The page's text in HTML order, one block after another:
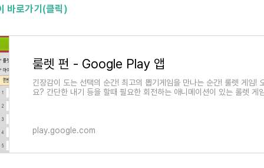
바로가기(클릭)
룰렛 펀 - Google Play 앱
긴장감이 도는 선택의 순간! 최고의 뽑기게임을 만나는 순간! 룰렛 게임!
요? 간단한 내기 등을 할때 필요한 회전하는 애니메이션이 있는 롤렛 게
play.google.com